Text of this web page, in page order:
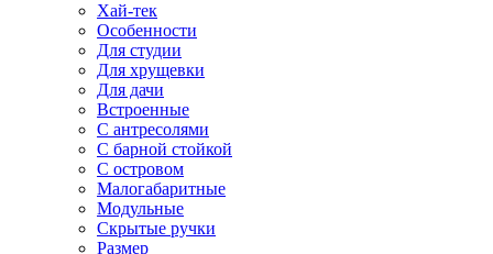
Хай-тек
Особенности
Для студии
Для хрущевки
Для дачи
Встроенные
С антресолями
С барной стойкой
С островом
Малогабаритные
Модульные
Скрытые ручки
Размер